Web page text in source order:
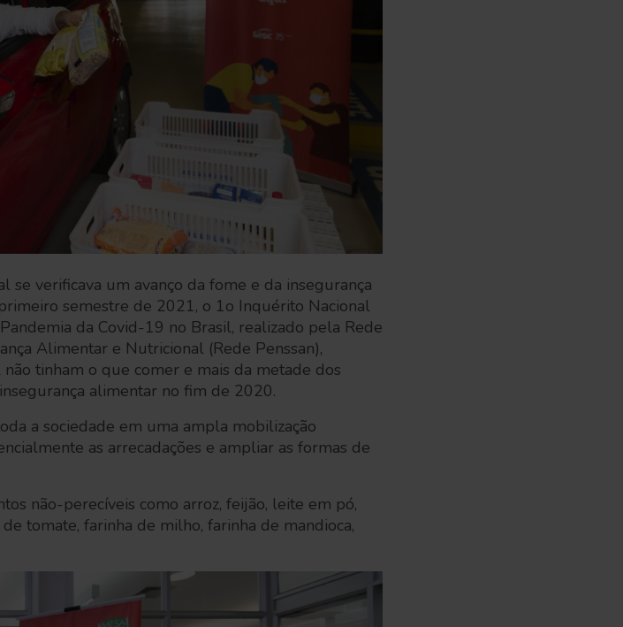
se verificava um avanço da fome e da insegurança
semestre de 2021, o 1o Inquérito Nacional
da Covid-19 no Brasil, realizado pela Rede
Alimentar e Nutricional (Rede Penssan),
tinham o que comer e mais da metade dos
alimentar no fim de 2020.
a sociedade em uma ampla mobilização
as arrecadações e ampliar as formas de
não-perecíveis como arroz, feijão, leite em pó,
tomate, farinha de milho, farinha de mandioca,